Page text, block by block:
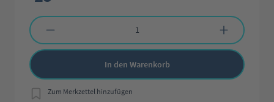
Produkt Anzahl: Gib den gewünschten Wert ein oder benutze die
In den Warenkorb
Zum Merkzettel hinzufügen